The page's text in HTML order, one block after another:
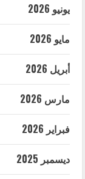
يونيو 2026
مايو 2026
أبريل 2026
مارس 2026
فبراير 2026
ديسمبر 2025